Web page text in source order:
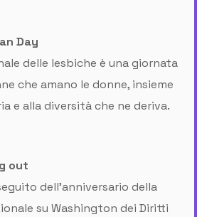
Day
delle lesbiche è una giornata
che amano le donne, insieme
e alla diversità che ne deriva.
out
dell’anniversario della
su Washington dei Diritti